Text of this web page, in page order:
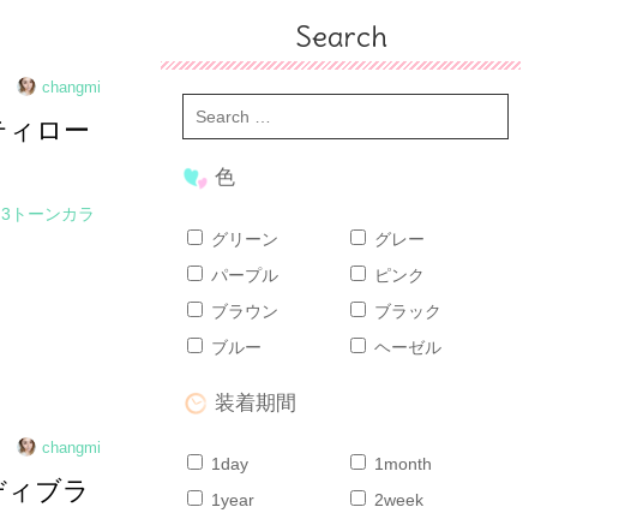
changmi
ィロー
トーンカラ
changmi
ブラ
Search
色
グリーン
グレー
パープル
ピンク
ブラウン
ブラック
ブルー
ヘーゼル
装着期間
1day
1month
1year
2week